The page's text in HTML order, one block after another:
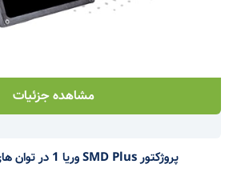
مشاهده جزئیات
پروژکتور SMD Plus وریا 1 در توان های 40 و 50 وات